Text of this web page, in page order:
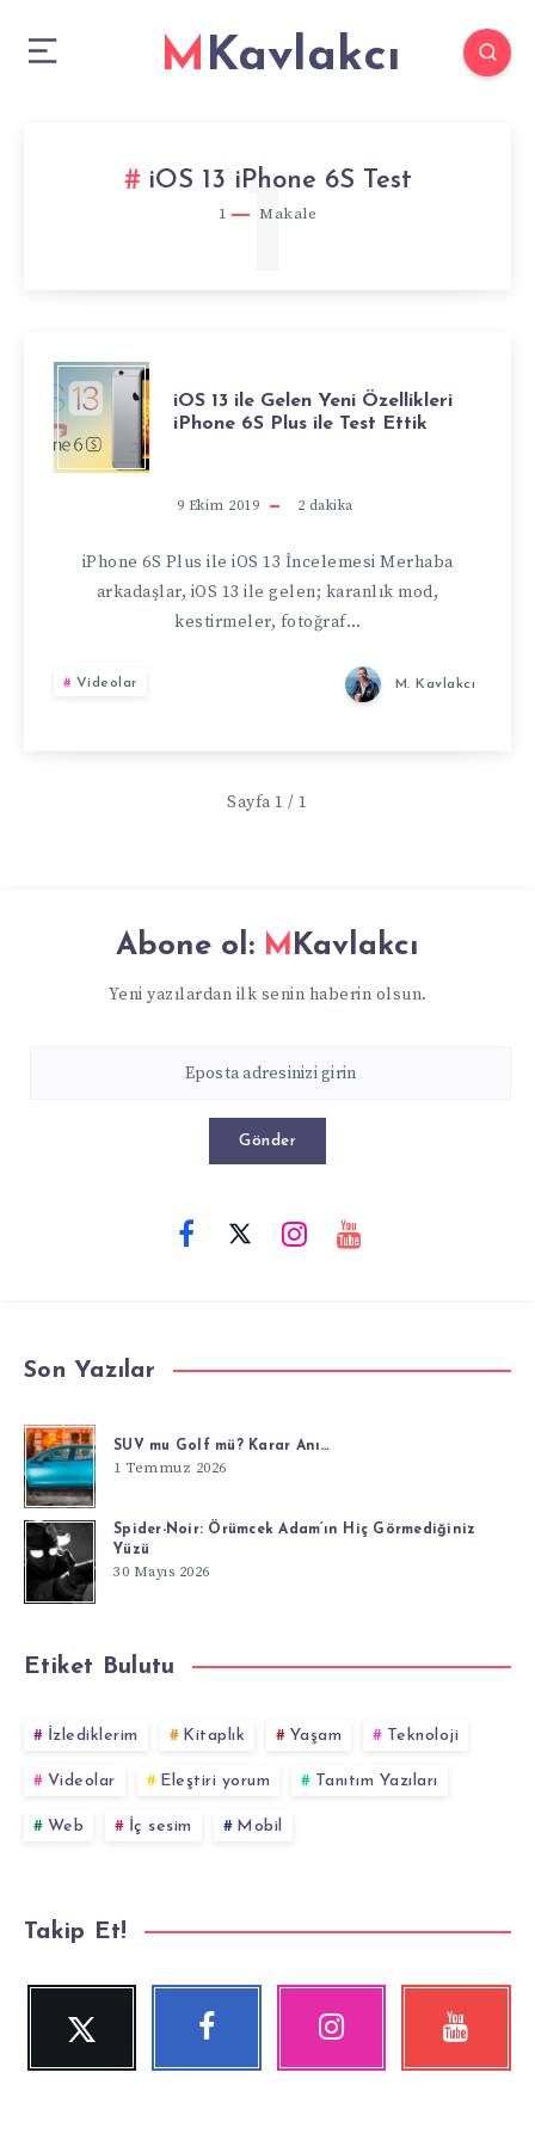
MKavlakcı
iOS 13 iPhone 6S Test
1 Makale
1
IOS
13
GELEN
YENI
ÖZELLIKLERI
TEST
ETTIK
iOS 13 ile Gelen Yeni Özellikleri
iPhone 6S Plus ile Test Ettik
9 Ekim 2019 2 dakika
iPhone 6S Plus ile iOS 13 İncelemesi Merhaba
arkadaşlar, iOS 13 ile gelen; karanlık mod,
kestirmeler, fotoğraf…
Videolar M. Kavlakcı
Sayfa 1 / 1
Abone ol: MKavlakcı
Yeni yazılardan ilk senin haberin olsun.
Gönder
Son Yazılar
SUV mu Golf mü? Karar Anı…
1 Temmuz 2026
Spider-Noir: Örümcek Adam’ın Hiç Görmediğiniz
Yüzü
30 Mayıs 2026
Etiket Bulutu
İzlediklerim Kitaplık Yaşam Teknoloji
Videolar Eleştiri yorum Tanıtım Yazıları
Web İç sesim Mobil
Takip Et!
Twitter Facebook Instagram
Fotoğraflarımız!
YouTube
Videolara